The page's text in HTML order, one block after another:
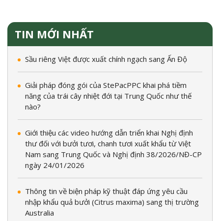
TIN MỚI NHẤT
Sầu riêng Việt được xuất chính ngạch sang Ấn Độ
Giải pháp đóng gói của StePacPPC khai phá tiềm
năng của trái cây nhiệt đới tại Trung Quốc như thế
nào?
Giới thiệu các video hướng dẫn triển khai Nghị định
thư đối với bưởi tươi, chanh tươi xuất khẩu từ Việt
Nam sang Trung Quốc và Nghị định 38/2026/NĐ-CP
ngày 24/01/2026
Thông tin về biện pháp kỹ thuật đáp ứng yêu cầu
nhập khẩu quả bưởi (Citrus maxima) sang thị trường
Australia